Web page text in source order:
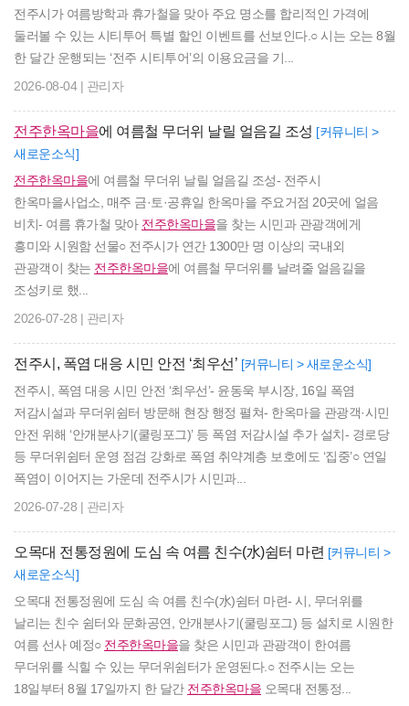
전주시가 여름방학과 휴가철을 맞아 주요 명소를 합리적인 가격에
둘러볼 수 있는 시티투어 특별 할인 이벤트를 선보인다.○ 시는 오는 8월
한 달간 운행되는 ‘전주 시티투어’의 이용요금을 기...
2026-08-04 | 관리자
전주한옥마을에 여름철 무더위 날릴 얼음길 조성 [커뮤니티 >
새로운소식]
전주한옥마을에 여름철 무더위 날릴 얼음길 조성- 전주시
한옥마을사업소, 매주 금·토·공휴일 한옥마을 주요거점 20곳에 얼음
비치- 여름 휴가철 맞아 전주한옥마을을 찾는 시민과 관광객에게
흥미와 시원함 선물○ 전주시가 연간 1300만 명 이상의 국내외
관광객이 찾는 전주한옥마을에 여름철 무더위를 날려줄 얼음길을
조성키로 했...
2026-07-28 | 관리자
전주시, 폭염 대응 시민 안전 ‘최우선’ [커뮤니티 > 새로운소식]
전주시, 폭염 대응 시민 안전 ‘최우선’- 윤동욱 부시장, 16일 폭염
저감시설과 무더위쉼터 방문해 현장 행정 펼쳐- 한옥마을 관광객·시민
안전 위해 ‘안개분사기(쿨링포그)’ 등 폭염 저감시설 추가 설치- 경로당
등 무더위쉼터 운영 점검 강화로 폭염 취약계층 보호에도 ‘집중’○ 연일
폭염이 이어지는 가운데 전주시가 시민과...
2026-07-28 | 관리자
오목대 전통정원에 도심 속 여름 친수(水)쉼터 마련 [커뮤니티 >
새로운소식]
오목대 전통정원에 도심 속 여름 친수(水)쉼터 마련- 시, 무더위를
날리는 친수 쉼터와 문화공연, 안개분사기(쿨링포그) 등 설치로 시원한
여름 선사 예정○ 전주한옥마을을 찾은 시민과 관광객이 한여름
무더위를 식힐 수 있는 무더위쉼터가 운영된다.○ 전주시는 오는
18일부터 8월 17일까지 한 달간 전주한옥마을 오목대 전통정...